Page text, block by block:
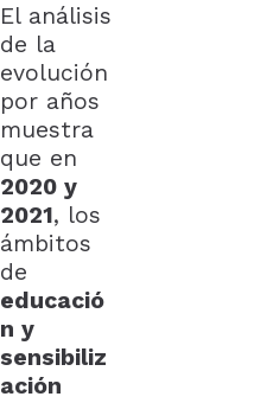
El análisis
de la
evolución
por años
muestra
que en
2020 y
2021, los
ámbitos
de
educació
n y
sensibiliz
ación